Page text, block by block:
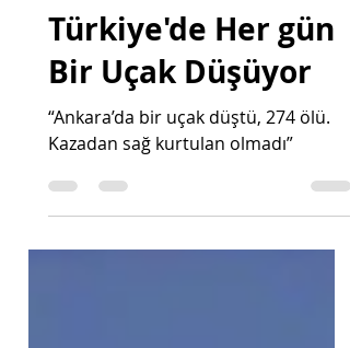
17 Şub 2022
2 dakikada okunur
Sosyal Hayat
Türkiye'de Her gün
Bir Uçak Düşüyor
“Ankara’da bir uçak düştü, 274 ölü.